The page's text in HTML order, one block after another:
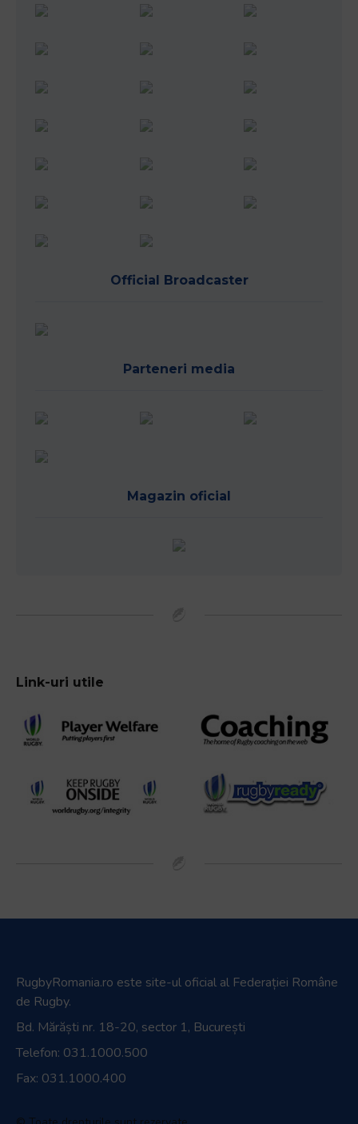
Official Broadcaster
Parteneri media
Magazin oficial
Link-uri utile
RugbyRomania.ro este site-ul oficial al Federației Române
de Rugby.
Bd. Mărăști nr. 18-20, sector 1, București
Telefon: 031.1000.500
Fax: 031.1000.400